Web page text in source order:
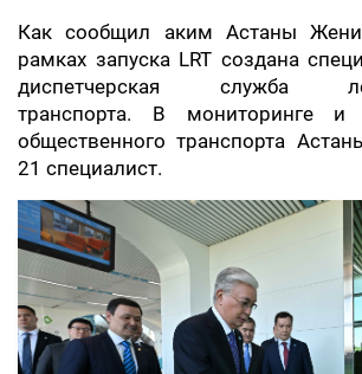
Как сообщил аким Астаны
рамках запуска LRT создана
диспетчерская служба
транспорта. В мониторинге и
общественного транспорта
21 специалист.